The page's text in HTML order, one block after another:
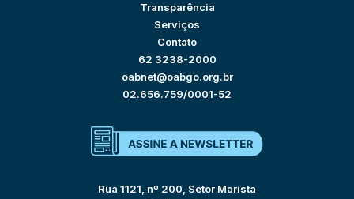
Transparência
Serviços
Contato
62 3238-2000
oabnet@oabgo.org.br
02.656.759/0001-52
Rua 1121, nº 200, Setor Marista